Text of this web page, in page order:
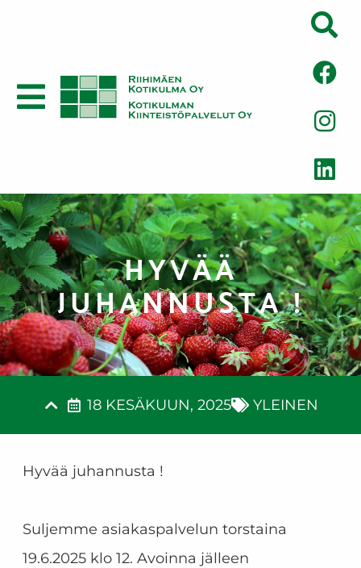
HYVÄÄ
JUHANNUSTA !
18 KESÄKUUN, 2025 YLEINEN
Hyvää juhannusta !
Suljemme asiakaspalvelun torstaina
19.6.2025 klo 12. Avoinna jälleen